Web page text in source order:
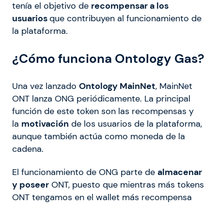
tenía el objetivo de recompensar a los
usuariosque contribuyen al funcionamiento de
la plataforma.
¿Cómo funciona Ontology Gas?
Una vez lanzado Ontology MainNet, MainNet
ONT lanza ONG periódicamente. La principal
función de este token son las recompensas y
la motivación de los usuarios de la plataforma,
aunque también actúa como moneda de la
cadena.
El funcionamiento de ONG parte de almacenar
y poseer ONT, puesto que mientras más tokens
ONT tengamos en el wallet más recompensa